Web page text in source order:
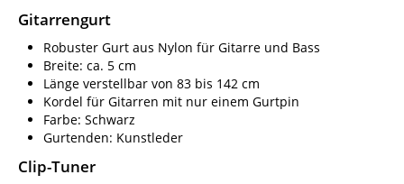
Gitarrengurt
Robuster Gurt aus Nylon für Gitarre und Bass
Breite: ca. 5 cm
Länge verstellbar von 83 bis 142 cm
Kordel für Gitarren mit nur einem Gurtpin
Farbe: Schwarz
Gurtenden: Kunstleder
Clip-Tuner